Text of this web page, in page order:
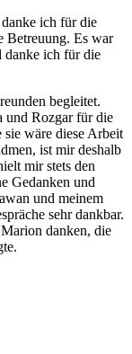
ich für die
Betreuung. Es war
danke ich für die
begleitet.
und Rozgar für die
wäre diese Arbeit
ist mir deshalb
mir stets den
Gedanken und
und meinem
sehr dankbar.
danken, die